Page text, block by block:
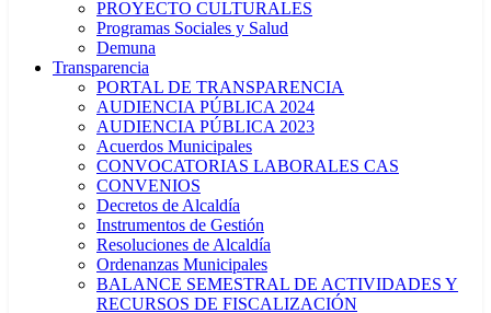
PROYECTO CULTURALES
Programas Sociales y Salud
Demuna
Transparencia
PORTAL DE TRANSPARENCIA
AUDIENCIA PÚBLICA 2024
AUDIENCIA PÚBLICA 2023
Acuerdos Municipales
CONVOCATORIAS LABORALES CAS
CONVENIOS
Decretos de Alcaldía
Instrumentos de Gestión
Resoluciones de Alcaldía
Ordenanzas Municipales
BALANCE SEMESTRAL DE ACTIVIDADES Y
RECURSOS DE FISCALIZACIÓN